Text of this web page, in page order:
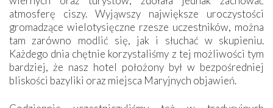
atmosferę ciszy. Wyjąwszy największe uroczystości
gromadzące wielotysięczne rzesze uczestników, można
tam zarówno modlić się, jak i słuchać w skupieniu.
Każdego dnia chętnie korzystaliśmy z tej możliwości tym
bardziej, że nasz hotel położony był w bezpośredniej
bliskości bazyliki oraz miejsca Maryjnych objawień.